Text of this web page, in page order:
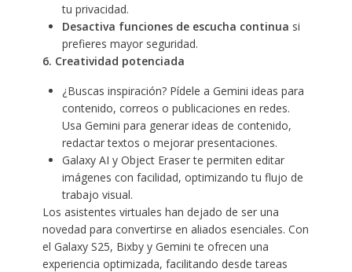
tu privacidad.
Desactiva funciones de escucha continua si
prefieres mayor seguridad.
6. Creatividad potenciada
¿Buscas inspiración? Pídele a Gemini ideas para
contenido, correos o publicaciones en redes.
Usa Gemini para generar ideas de contenido,
redactar textos o mejorar presentaciones.
Galaxy AI y Object Eraser te permiten editar
imágenes con facilidad, optimizando tu flujo de
trabajo visual.
Los asistentes virtuales han dejado de ser una
novedad para convertirse en aliados esenciales. Con
el Galaxy S25, Bixby y Gemini te ofrecen una
experiencia optimizada, facilitando desde tareas